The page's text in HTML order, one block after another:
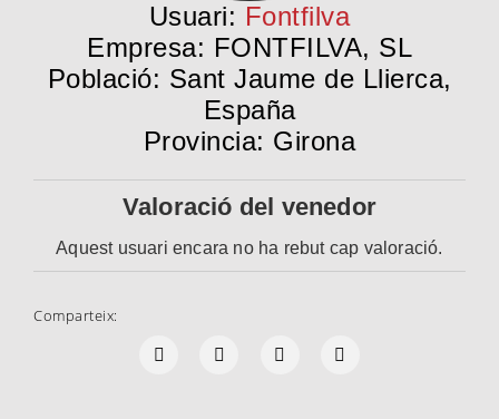
Usuari: Fontfilva
Empresa: FONTFILVA, SL
Població: Sant Jaume de Llierca,
España
Provincia: Girona
Valoració del venedor
Aquest usuari encara no ha rebut cap valoració.
Comparteix: